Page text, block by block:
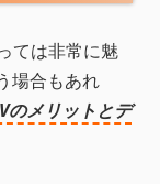
ては非常に魅
場合もあれ
のメリットとデ